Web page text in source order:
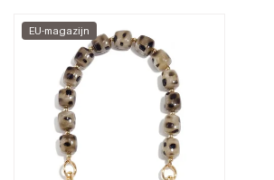
EU-magazijn